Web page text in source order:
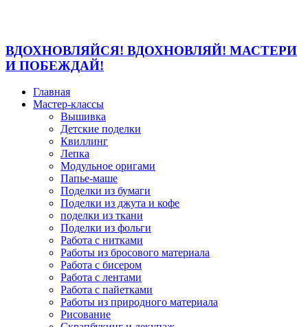
ВДОХНОВЛЯЙСЯ! ВДОХНОВЛЯЙ! МАСТЕРИ
И ПОБЕЖДАЙ!
Главная
Мастер-классы
Вышивка
Детские поделки
Квиллинг
Лепка
Модульное оригами
Папье-маше
Поделки из бумаги
Поделки из джута и кофе
поделки из ткани
Поделки из фольги
Работа с нитками
Работы из бросового материала
Работа с бисером
Работа с лентами
Работа с пайетками
Работы из природного материала
Рисование